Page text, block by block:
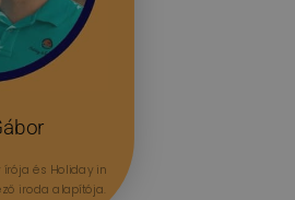
írója és Holiday in
iroda alapítója.